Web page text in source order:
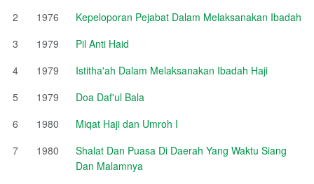
2
1976
Kepeloporan Pejabat Dalam Melaksanakan Ibadah
3
1979
Pil Anti Haid
4
1979
Istitha'ah Dalam Melaksanakan Ibadah Haji
5
1979
Doa Daf'ul Bala
6
1980
Miqat Haji dan Umroh I
7
1980
Shalat Dan Puasa Di Daerah Yang Waktu Siang
Dan Malamnya